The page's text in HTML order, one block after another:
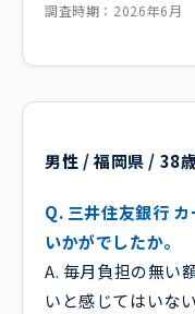
調査時期：2026年6月
男性 / 福岡県 / 38
Q. 三井住友銀行
いかがでしたか。
A. 毎月負担の無い
いと感じてはいない